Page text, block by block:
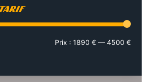
Prix :1890 € —4500 €